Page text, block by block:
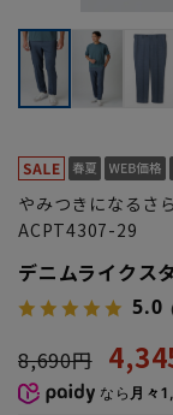
やみつきになるさ
ACPT4307-29
デニムライクス
5.0
8,690円
なら 月々